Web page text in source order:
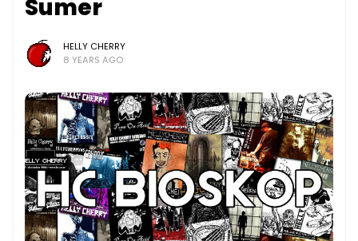
Sumer
HELLY CHERRY
8 YEARS AGO